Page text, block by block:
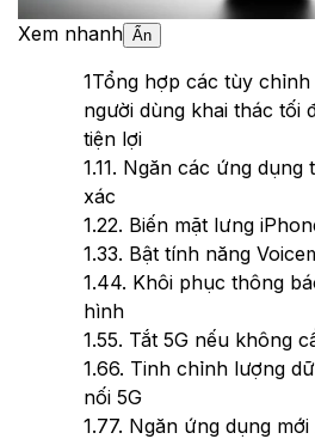
Xem nhanh Ẩn
1Tổng hợp các tùy
người dùng khai thác tối
tiện lợi
1.11. Ngăn các ứng dụng
xác
1.22. Biến mặt lưng
1.33. Bật tính năng
1.44. Khôi phục thông
hình
1.55. Tắt 5G nếu không
1.66. Tinh chỉnh lượng
nối 5G
1.77. Ngăn ứng dụng